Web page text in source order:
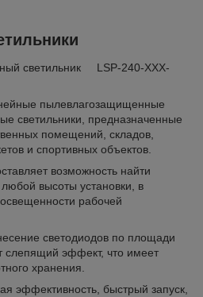
светильник LSP-240-XXX-
пылевлагозащищенные
светильники, предназначенные
помещений, складов,
и спортивных объектов.
возможность найти
высоты установки, в
рабочей
светодиодов по площади
слепящий эффект, что имеет
хранения.
эффективность, быстрый запуск,